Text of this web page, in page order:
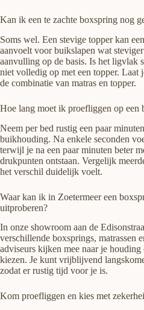
Kan ik een te zachte boxspring nog
Soms wel. Een stevige topper kan
aanvoelt voor buikslapen wat
aanvulling op de basis. Is het ligvlak
niet volledig op met een topper. Laat
de combinatie van matras en topper.
Hoe lang moet ik proefliggen op een
Neem per bed rustig een paar
buikhouding. Na enkele seconden
terwijl je na een paar minuten beter
drukpunten ontstaan. Vergelijk
het verschil duidelijk voelt.
Waar kan ik in Zoetermeer een
uitproberen?
In onze showroom aan de
verschillende boxsprings, matrassen
adviseurs kijken mee naar je
kiezen. Je kunt vrijblijvend
zodat er rustig tijd voor je is.
Kom proefliggen en kies met